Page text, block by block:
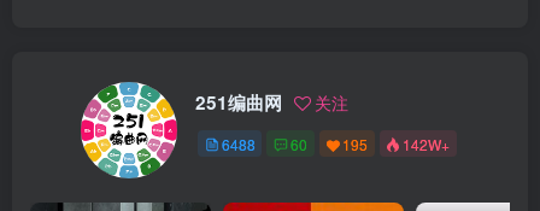
251编曲网 关注
6488 60 195 142W+